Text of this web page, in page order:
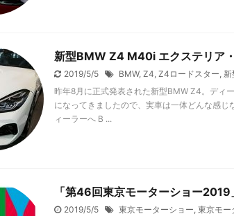
新型BMW Z4 M40i エクステリア
2019/5/5 BMW, Z4, Z4ロードスター,
昨年8月に正式発表された新型BMW Z4。ディ
になってきましたので、実車は一体どんな感
ィーラーへ B ...
「第46回東京モーターショー
2019/5/5 東京モーターショー, 東京モー